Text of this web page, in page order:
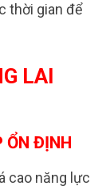
thời gian để
LAI
ỔN ĐỊNH
cao năng lực